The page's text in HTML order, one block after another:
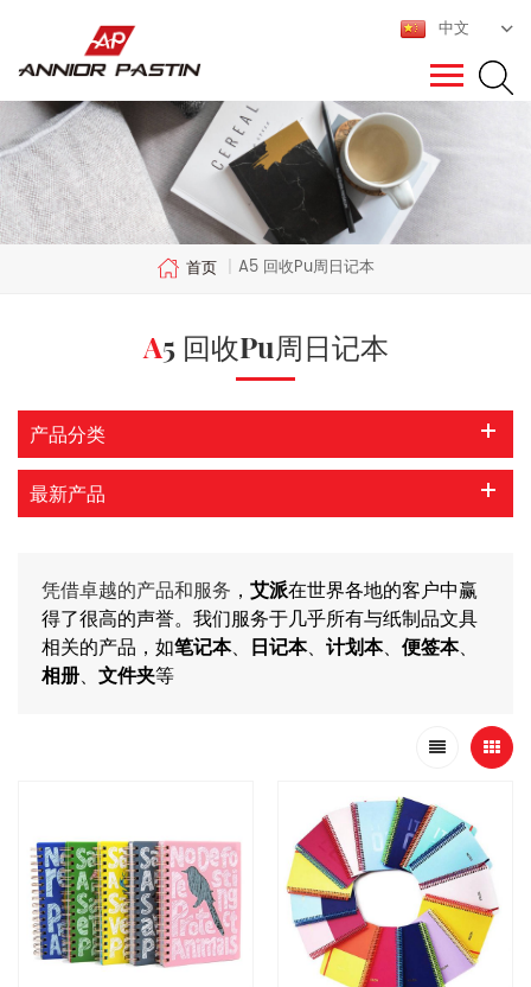
中文
首页 | A5 回收pu周日记本
A5 回收pu周日记本
产品分类
最新产品
凭借卓越的产品和服务 ， 艾派在世界各地的客户中赢
得了很高的声誉。我们服务于几乎所有与纸制品文具
相关的产品，如笔记本、 日记本、 计划本、 便签本、
相册
文件夹等